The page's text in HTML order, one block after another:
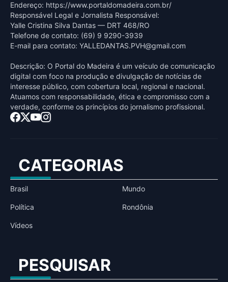
Endereço: https://www.portaldomadeira.com.br/
Responsável Legal e Jornalista Responsável:
Yalle Cristina Silva Dantas — DRT 468/RO
Telefone de contato: (69) 9 9290-3939
E-mail para contato: YALLEDANTAS.PVH@gmail.com
Descrição: O Portal do Madeira é um veículo de comunicação
digital com foco na produção e divulgação de notícias de
interesse público, com cobertura local, regional e nacional.
Atuamos com responsabilidade, ética e compromisso com a
verdade, conforme os princípios do jornalismo profissional.
CATEGORIAS
Brasil Mundo
Política Rondônia
Vídeos
PESQUISAR